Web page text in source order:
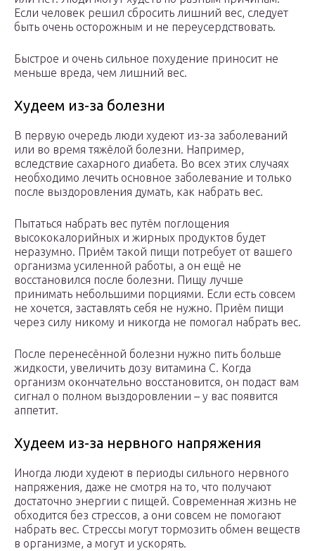
Если человек решил сбросить лишний вес, следует
быть очень осторожным и не переусердствовать.
Быстрое и очень сильное похудение приносит не
меньше вреда, чем лишний вес.
Худеем из-за болезни
В первую очередь люди худеют из-за заболеваний
или во время тяжёлой болезни. Например,
вследствие сахарного диабета. Во всех этих случаях
необходимо лечить основное заболевание и только
после выздоровления думать, как набрать вес.
Пытаться набрать вес путём поглощения
высококалорийных и жирных продуктов будет
неразумно. Приём такой пищи потребует от вашего
организма усиленной работы, а он ещё не
восстановился после болезни. Пищу лучше
принимать небольшими порциями. Если есть совсем
не хочется, заставлять себя не нужно. Приём пищи
через силу никому и никогда не помогал набрать вес.
После перенесённой болезни нужно пить больше
жидкости, увеличить дозу витамина C. Когда
организм окончательно восстановится, он подаст вам
сигнал о полном выздоровлении – у вас появится
аппетит.
Худеем из-за нервного напряжения
Иногда люди худеют в периоды сильного нервного
напряжения, даже не смотря на то, что получают
достаточно энергии с пищей. Современная жизнь не
обходится без стрессов, а они совсем не помогают
набрать вес. Стрессы могут тормозить обмен веществ
в организме, а могут и ускорять.